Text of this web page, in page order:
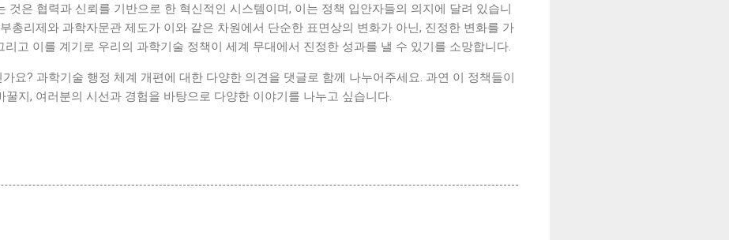
것은 협력과 신뢰를 기반으로 한 혁신적인 시스템이며, 이는 정책 입안자들의 의지에 달려 있습니
총리제와 과학자문관 제도가 이와 같은 차원에서 단순한 표면상의 변화가 아닌, 진정한 변화를 가
리고 이를 계기로 우리의 과학기술 정책이 세계 무대에서 진정한 성과를 낼 수 있기를 소망합니다.
요? 과학기술 행정 체계 개편에 대한 다양한 의견을 댓글로 함께 나누어주세요. 과연 이 정책들이
꿀지, 여러분의 시선과 경험을 바탕으로 다양한 이야기를 나누고 싶습니다.